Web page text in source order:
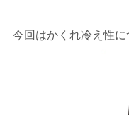
今回はかくれ冷え性に